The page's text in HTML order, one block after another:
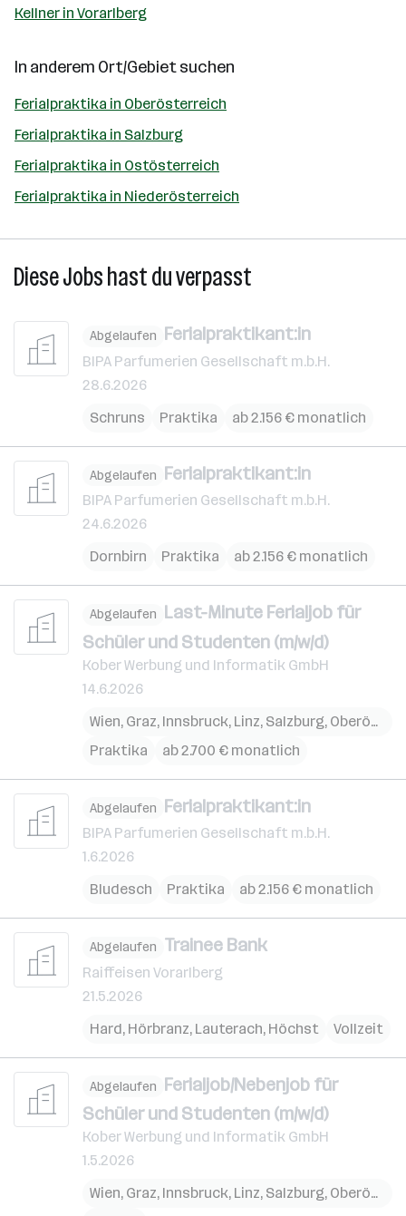
Kellner in Vorarlberg
In anderem Ort/Gebiet suchen
Ferialpraktika in Oberösterreich
Ferialpraktika in Salzburg
Ferialpraktika in Ostösterreich
Ferialpraktika in Niederösterreich
Diese Jobs hast du verpasst
Abgelaufen Ferialpraktikant:in
BIPA Parfumerien Gesellschaft m.b.H.
28.6.2026
Schruns
Praktika ab 2.156 € monatlich
Abgelaufen Ferialpraktikant:in
BIPA Parfumerien Gesellschaft m.b.H.
24.6.2026
Dornbirn
Praktika ab 2.156 € monatlich
Abgelaufen Last-Minute Ferialjob für
Schüler und Studenten (m/w/d)
Kober Werbung und Informatik GmbH
14.6.2026
Wien, Graz, Innsbruck, Linz, Salzburg, Oberösterreich
Praktika
ab 2.700 € monatlich
Abgelaufen Ferialpraktikant:in
BIPA Parfumerien Gesellschaft m.b.H.
1.6.2026
Bludesch
Praktika ab 2.156 € monatlich
Abgelaufen Trainee Bank
Raiffeisen Vorarlberg
21.5.2026
Hard, Hörbranz, Lauterach, Höchst Vollzeit
Abgelaufen Ferialjob/Nebenjob für
Schüler und Studenten (m/w/d)
Kober Werbung und Informatik GmbH
1.5.2026
Wien, Graz, Innsbruck, Linz, Salzburg, Oberösterreich